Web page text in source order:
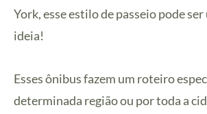
York, esse estilo de passeio pode
ideia!
Esses ônibus fazem um roteiro
determinada região ou por toda a